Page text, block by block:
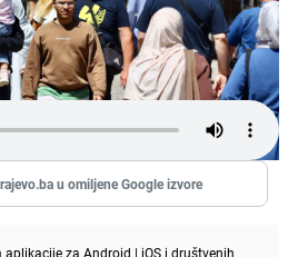
u omiljene Google izvore
aplikacije za Android | iOS i društvenih